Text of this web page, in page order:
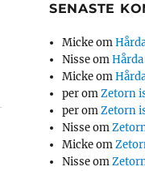
SENASTE
Mickeom
Nisseom
Mickeom
peromZetorn
peromZetorn
Nisseom
Mickeom
Nisseom